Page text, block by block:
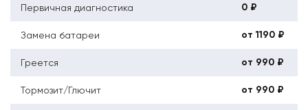
Первичная диагностика 0 ₽
Замена батареи от 1190 ₽
Греется от 990 ₽
Тормозит/Глючит от 990 ₽